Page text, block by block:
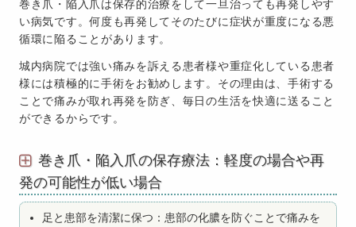
巻き爪・陥入爪は保存的治療をして一旦治っても再発しやす
い病気です。何度も再発してそのたびに症状が重度になる悪
循環に陥ることがあります。
城内病院では強い痛みを訴える患者様や重症化している患者
様には積極的に手術をお勧めします。その理由は、手術する
ことで痛みが取れ再発を防ぎ、毎日の生活を快適に送ること
ができるからです。
巻き爪・陥入爪の保存療法：軽度の場合や再
発の可能性が低い場合
足と患部を清潔に保つ：患部の化膿を防ぐことで痛みを